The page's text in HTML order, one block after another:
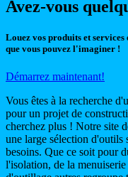
Avez-vous
Louez vos produits et
que vous pouvez l'imaginer !
Démarrez maintenant!
Vous êtes à la recherche
pour un projet de
cherchez plus ! Notre site
une large sélection d'outils
besoins. Que ce soit pour
l'isolation, de la